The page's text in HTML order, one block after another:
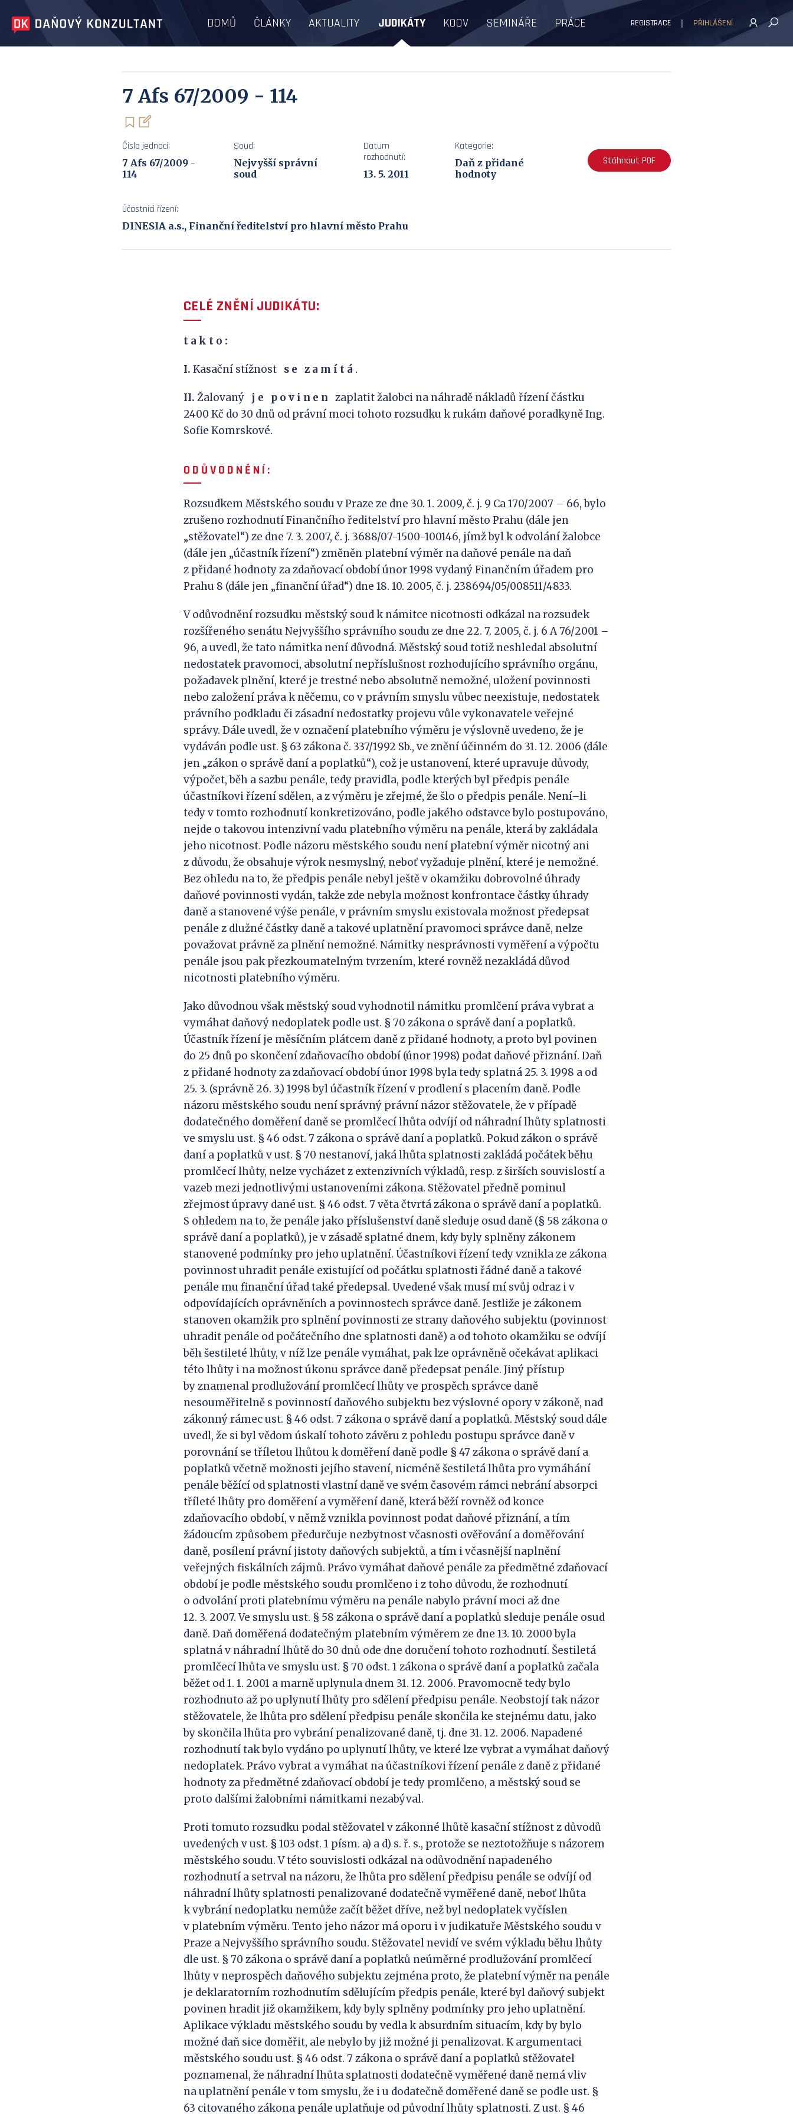
DOMŮ ČLÁNKY AKTUALITY JUDIKÁTY KOOV SEMINÁŘE PRÁCE REGISTRACE PŘIHLÁŠENÍ
7 Afs 67/2009 - 114
Číslo jednací:
7 Afs 67/2009 -
114
Soud:
Nejvyšší správní
soud
Datum
rozhodnutí:
13. 5. 2011
Kategorie:
Daň z přidané
hodnoty
Stáhnout PDF
Účastníci řízení:
DINESIA a.s., Finanční ředitelství pro hlavní město Prahu
CELÉ ZNĚNÍ JUDIKÁTU:
t a k t o :
I. Kasační stížnost s e z a m í t á .
II. Žalovaný j e p o v i n e n zaplatit žalobci na náhradě nákladů řízení částku
2400 Kč do 30 dnů od právní moci tohoto rozsudku k rukám daňové poradkyně Ing.
Sofie Komrskové.
O D Ů VO D N Ě N Í :
Rozsudkem Městského soudu v Praze ze dne 30. 1. 2009, č. j. 9 Ca 170/2007 – 66, bylo
zrušeno rozhodnutí Finančního ředitelství pro hlavní město Prahu (dále jen
„stěžovatel“) ze dne 7. 3. 2007, č. j. 3688/07-1500-100146, jímž byl k odvolání žalobce
(dále jen „účastník řízení“) změněn platební výměr na daňové penále na daň
z přidané hodnoty za zdaňovací období únor 1998 vydaný Finančním úřadem pro
Prahu 8 (dále jen „finanční úřad“) dne 18. 10. 2005, č. j. 238694/05/008511/4833.
V odůvodnění rozsudku městský soud k námitce nicotnosti odkázal na rozsudek
rozšířeného senátu Nejvyššího správního soudu ze dne 22. 7. 2005, č. j. 6 A 76/2001 –
96, a uvedl, že tato námitka není důvodná. Městský soud totiž neshledal absolutní
nedostatek pravomoci, absolutní nepříslušnost rozhodujícího správního orgánu,
požadavek plnění, které je trestné nebo absolutně nemožné, uložení povinnosti
nebo založení práva k něčemu, co v právním smyslu vůbec neexistuje, nedostatek
právního podkladu či zásadní nedostatky projevu vůle vykonavatele veřejné
správy. Dále uvedl, že v označení platebního výměru je výslovně uvedeno, že je
vydáván podle ust. § 63 zákona č. 337/1992 Sb., ve znění účinném do 31. 12. 2006 (dále
jen „zákon o správě daní a poplatků“), což je ustanovení, které upravuje důvody,
výpočet, běh a sazbu penále, tedy pravidla, podle kterých byl předpis penále
účastníkovi řízení sdělen, a z výměru je zřejmé, že šlo o předpis penále. Není–li
tedy v tomto rozhodnutí konkretizováno, podle jakého odstavce bylo postupováno,
nejde o takovou intenzivní vadu platebního výměru na penále, která by zakládala
jeho nicotnost. Podle názoru městského soudu není platební výměr nicotný ani
z důvodu, že obsahuje výrok nesmyslný, neboť vyžaduje plnění, které je nemožné.
Bez ohledu na to, že předpis penále nebyl ještě v okamžiku dobrovolné úhrady
daňové povinnosti vydán, takže zde nebyla možnost konfrontace částky úhrady
daně a stanovené výše penále, v právním smyslu existovala možnost předepsat
penále z dlužné částky daně a takové uplatnění pravomoci správce daně, nelze
považovat právně za plnění nemožné. Námitky nesprávnosti vyměření a výpočtu
penále jsou pak přezkoumatelným tvrzením, které rovněž nezakládá důvod
nicotnosti platebního výměru.
Jako důvodnou však městský soud vyhodnotil námitku promlčení práva vybrat a
vymáhat daňový nedoplatek podle ust. § 70 zákona o správě daní a poplatků.
Účastník řízení je měsíčním plátcem daně z přidané hodnoty, a proto byl povinen
do 25 dnů po skončení zdaňovacího období (únor 1998) podat daňové přiznání. Daň
z přidané hodnoty za zdaňovací období únor 1998 byla tedy splatná 25. 3. 1998 a od
25. 3. (správně 26. 3.) 1998 byl účastník řízení v prodlení s placením daně. Podle
názoru městského soudu není správný právní názor stěžovatele, že v případě
dodatečného doměření daně se promlčecí lhůta odvíjí od náhradní lhůty splatnosti
ve smyslu ust. § 46 odst. 7 zákona o správě daní a poplatků. Pokud zákon o správě
daní a poplatků v ust. § 70 nestanoví, jaká lhůta splatnosti zakládá počátek běhu
promlčecí lhůty, nelze vycházet z extenzivních výkladů, resp. z širších souvislostí a
vazeb mezi jednotlivými ustanoveními zákona. Stěžovatel předně pominul
zřejmost úpravy dané ust. § 46 odst. 7 věta čtvrtá zákona o správě daní a poplatků.
S ohledem na to, že penále jako příslušenství daně sleduje osud daně (§ 58 zákona o
správě daní a poplatků), je v zásadě splatné dnem, kdy byly splněny zákonem
stanovené podmínky pro jeho uplatnění. Účastníkovi řízení tedy vznikla ze zákona
povinnost uhradit penále existující od počátku splatnosti řádné daně a takové
penále mu finanční úřad také předepsal. Uvedené však musí mí svůj odraz i v
odpovídajících oprávněních a povinnostech správce daně. Jestliže je zákonem
stanoven okamžik pro splnění povinnosti ze strany daňového subjektu (povinnost
uhradit penále od počátečního dne splatnosti daně) a od tohoto okamžiku se odvíjí
běh šestileté lhůty, v níž lze penále vymáhat, pak lze oprávněně očekávat aplikaci
této lhůty i na možnost úkonu správce daně předepsat penále. Jiný přístup
by znamenal prodlužování promlčecí lhůty ve prospěch správce daně
nesouměřitelně s povinností daňového subjektu bez výslovné opory v zákoně, nad
zákonný rámec ust. § 46 odst. 7 zákona o správě daní a poplatků. Městský soud dále
uvedl, že si byl vědom úskalí tohoto závěru z pohledu postupu správce daně v
porovnání se tříletou lhůtou k doměření daně podle § 47 zákona o správě daní a
poplatků včetně možnosti jejího stavení, nicméně šestiletá lhůta pro vymáhání
penále běžící od splatnosti vlastní daně ve svém časovém rámci nebrání absorpci
tříleté lhůty pro doměření a vyměření daně, která běží rovněž od konce
zdaňovacího období, v němž vznikla povinnost podat daňové přiznání, a tím
žádoucím způsobem předurčuje nezbytnost včasnosti ověřování a doměřování
daně, posílení právní jistoty daňových subjektů, a tím i včasnější naplnění
veřejných fiskálních zájmů. Právo vymáhat daňové penále za předmětné zdaňovací
období je podle městského soudu promlčeno i z toho důvodu, že rozhodnutí
o odvolání proti platebnímu výměru na penále nabylo právní moci až dne
12. 3. 2007. Ve smyslu ust. § 58 zákona o správě daní a poplatků sleduje penále osud
daně. Daň doměřená dodatečným platebním výměrem ze dne 13. 10. 2000 byla
splatná v náhradní lhůtě do 30 dnů ode dne doručení tohoto rozhodnutí. Šestiletá
promlčecí lhůta ve smyslu ust. § 70 odst. 1 zákona o správě daní a poplatků začala
běžet od 1. 1. 2001 a marně uplynula dnem 31. 12. 2006. Pravomocně tedy bylo
rozhodnuto až po uplynutí lhůty pro sdělení předpisu penále. Neobstojí tak názor
stěžovatele, že lhůta pro sdělení předpisu penále skončila ke stejnému datu, jako
by skončila lhůta pro vybrání penalizované daně, tj. dne 31. 12. 2006. Napadené
rozhodnutí tak bylo vydáno po uplynutí lhůty, ve které lze vybrat a vymáhat daňový
nedoplatek. Právo vybrat a vymáhat na účastníkovi řízení penále z daně z přidané
hodnoty za předmětné zdaňovací období je tedy promlčeno, a městský soud se
proto dalšími žalobními námitkami nezabýval.
Proti tomuto rozsudku podal stěžovatel v zákonné lhůtě kasační stížnost z důvodů
uvedených v ust. § 103 odst. 1 písm. a) a d) s. ř. s., protože se neztotožňuje s názorem
městského soudu. V této souvislosti odkázal na odůvodnění napadeného
rozhodnutí a setrval na názoru, že lhůta pro sdělení předpisu penále se odvíjí od
náhradní lhůty splatnosti penalizované dodatečně vyměřené daně, neboť lhůta
k vybrání nedoplatku nemůže začít běžet dříve, než byl nedoplatek vyčíslen
v platebním výměru. Tento jeho názor má oporu i v judikatuře Městského soudu v
Praze a Nejvyššího správního soudu. Stěžovatel nevidí ve svém výkladu běhu lhůty
dle ust. § 70 zákona o správě daní a poplatků neúměrné prodlužování promlčecí
lhůty v neprospěch daňového subjektu zejména proto, že platební výměr na penále
je deklaratorním rozhodnutím sdělujícím předpis penále, které byl daňový subjekt
povinen hradit již okamžikem, kdy byly splněny podmínky pro jeho uplatnění.
Aplikace výkladu městského soudu by vedla k absurdním situacím, kdy by bylo
možné daň sice doměřit, ale nebylo by již možné ji penalizovat. K argumentaci
městského soudu ust. § 46 odst. 7 zákona o správě daní a poplatků stěžovatel
poznamenal, že náhradní lhůta splatnosti dodatečně vyměřené daně nemá vliv
na uplatnění penále v tom smyslu, že i u dodatečně doměřené daně se podle ust. §
63 citovaného zákona penále uplatňuje od původní lhůty splatnosti. Z ust. § 46